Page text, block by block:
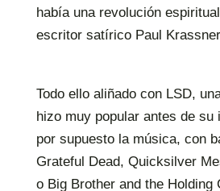
había una revolución
escritor satírico Paul
Todo ello aliñado con LSD,
hizo muy popular antes de su
por supuesto la música, con
Grateful Dead, Quicksilver
o Big Brother and the Holding